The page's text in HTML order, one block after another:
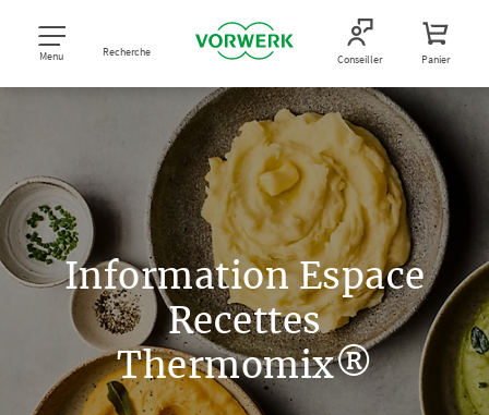
Menu Recherche Conseiller Panier
Information Espace
Recettes
Thermomix®